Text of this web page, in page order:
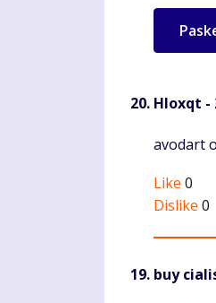
Hloxqt -
avodart
Like 0
Dislike 0
buy